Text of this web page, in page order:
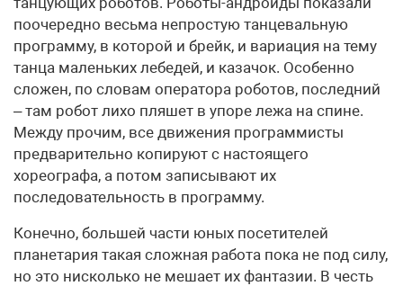
поочередно весьма непростую танцевальную
программу, в которой и брейк, и вариация на тему
танца маленьких лебедей, и казачок. Особенно
сложен, по словам оператора роботов, последний
– там робот лихо пляшет в упоре лежа на спине.
Между прочим, все движения программисты
предварительно копируют с настоящего
хореографа, а потом записывают их
последовательность в программу.
Конечно, большей части юных посетителей
планетария такая сложная работа пока не под силу,
но это нисколько не мешает их фантазии. В честь